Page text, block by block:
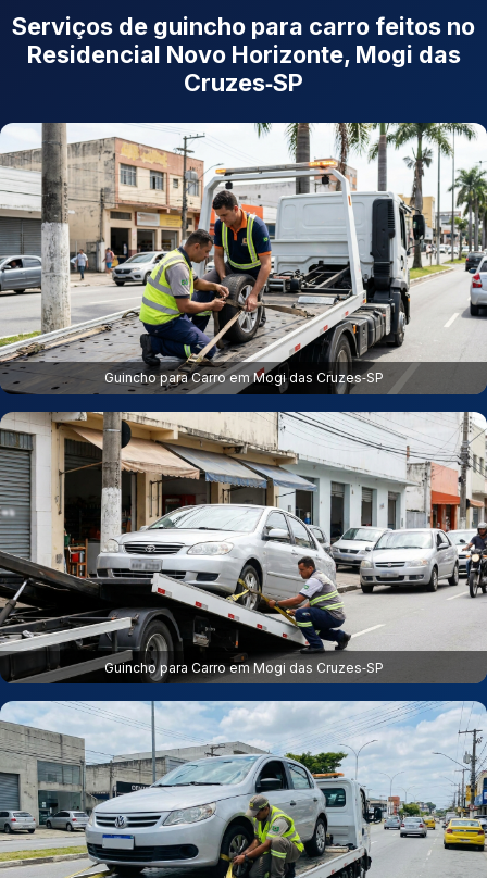
Serviços de guincho para carro feitos no
Residencial Novo Horizonte, Mogi das
Cruzes‑SP
Guincho para Carro em Mogi das Cruzes‑SP
Guincho para Carro em Mogi das Cruzes‑SP